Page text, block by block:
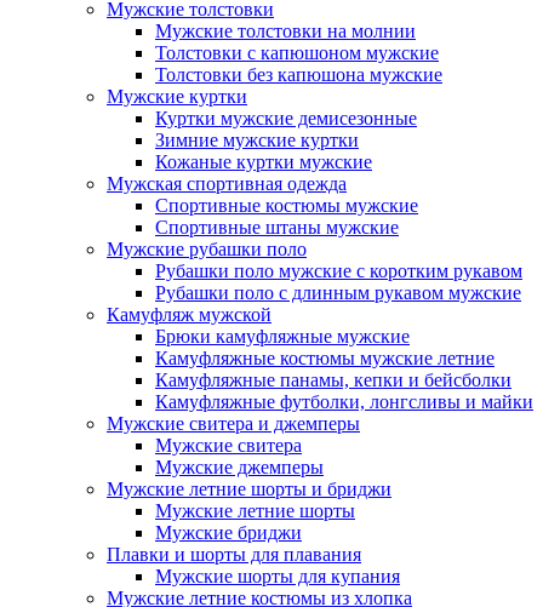
Мужские толстовки
Мужские толстовки на молнии
Толстовки с капюшоном мужские
Толстовки без капюшона мужские
Мужские куртки
Куртки мужские демисезонные
Зимние мужские куртки
Кожаные куртки мужские
Мужская спортивная одежда
Спортивные костюмы мужские
Спортивные штаны мужские
Мужские рубашки поло
Рубашки поло мужские с коротким рукавом
Рубашки поло с длинным рукавом мужские
Камуфляж мужской
Брюки камуфляжные мужские
Камуфляжные костюмы мужские летние
Камуфляжные панамы, кепки и бейсболки
Камуфляжные футболки, лонгсливы и майки
Мужские свитера и джемперы
Мужские свитера
Мужские джемперы
Мужские летние шорты и бриджи
Мужские летние шорты
Мужские бриджи
Плавки и шорты для плавания
Мужские шорты для купания
Мужские летние костюмы из хлопка